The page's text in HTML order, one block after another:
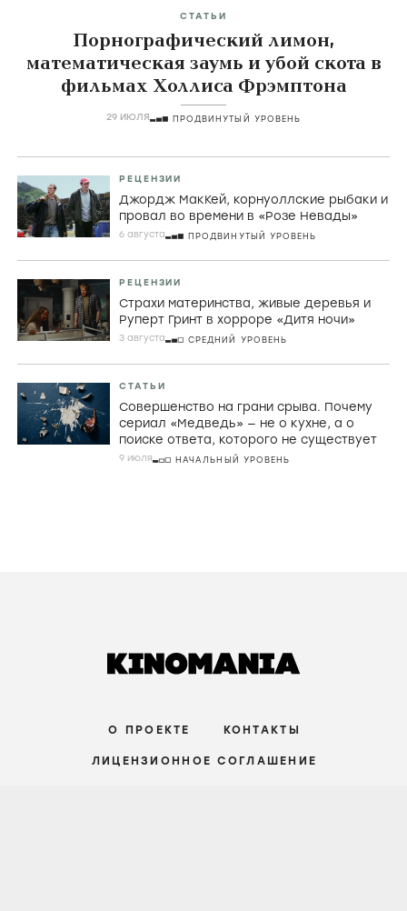
СТАТЬИ
Порнографический лимон,
математическая заумь и убой скота в
фильмах Холлиса Фрэмптона
29 ИЮЛЯ ПРОДВИНУТЫЙ УРОВЕНЬ
РЕЦЕНЗИИ
Джордж МакКей, корнуоллские рыбаки и
провал во времени в «Розе Невады»
6 августа ПРОДВИНУТЫЙ УРОВЕНЬ
РЕЦЕНЗИИ
Страхи материнства, живые деревья и
Руперт Гринт в хорроре «Дитя ночи»
3 августа СРЕДНИЙ УРОВЕНЬ
СТАТЬИ
Совершенство на грани срыва. Почему
сериал «Медведь» — не о кухне, а о
поиске ответа, которого не существует
9 июля НАЧАЛЬНЫЙ УРОВЕНЬ
О ПРОЕКТЕ КОНТАКТЫ
ЛИЦЕНЗИОННОЕ СОГЛАШЕНИЕ